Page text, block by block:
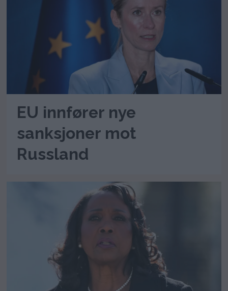
EU innfører nye
sanksjoner mot
Russland